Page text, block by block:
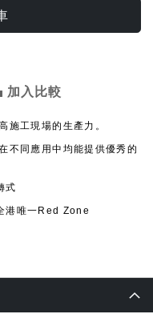
加入比較
施工現場的生產力。
不同應用中均能提供優秀的
式
港唯一Red Zone